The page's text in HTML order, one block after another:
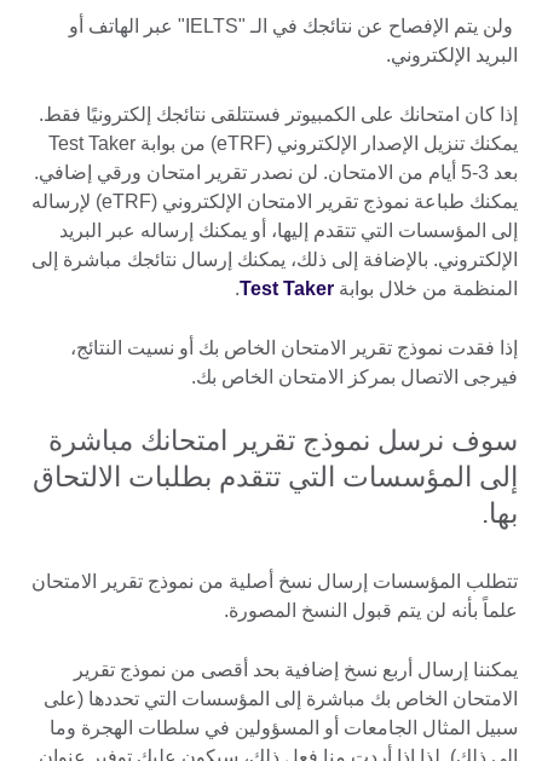
ولن يتم الإفصاح عن نتائجك في الـ "IELTS" عبر الهاتف أو
البريد الإلكتروني.
إذا كان امتحانك على الكمبيوتر فستتلقى نتائجك إلكترونيًا فقط.
يمكنك تنزيل الإصدار الإلكتروني (eTRF) من بوابة Test Taker
بعد 3-5 أيام من الامتحان. لن نصدر تقرير امتحان ورقي إضافي.
يمكنك طباعة نموذج تقرير الامتحان الإلكتروني (eTRF) لإرساله
إلى المؤسسات التي تتقدم إليها، أو يمكنك إرساله عبر البريد
الإلكتروني. بالإضافة إلى ذلك، يمكنك إرسال نتائجك مباشرة إلى
المنظمة من خلال بوابة Test Taker
.
إذا فقدت نموذج تقرير الامتحان الخاص بك أو نسيت النتائج،
فيرجى الاتصال بمركز الامتحان الخاص بك.
سوف نرسل نموذج تقرير امتحانك مباشرة
إلى المؤسسات التي تتقدم بطلبات الالتحاق
بها.
تتطلب المؤسسات إرسال نسخ أصلية من نموذج تقرير الامتحان
علماً بأنه لن يتم قبول النسخ المصورة.
يمكننا إرسال أربع نسخ إضافية بحد أقصى من نموذج تقرير
الامتحان الخاص بك مباشرة إلى المؤسسات التي تحددها (على
سبيل المثال الجامعات أو المسؤولين في سلطات الهجرة وما
إلى ذلك). لذا إذا أردت منا فعل ذلك، سيكون عليك توفير عنوان